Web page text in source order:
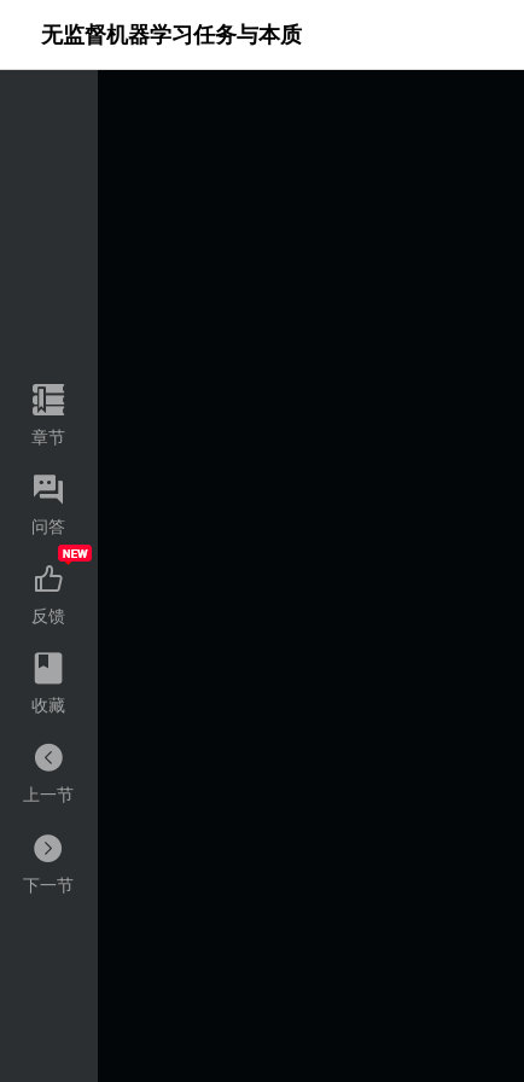
无监督机器学习任务与本质
章节
问答
反馈
收藏
上一节
下一节
代码语言